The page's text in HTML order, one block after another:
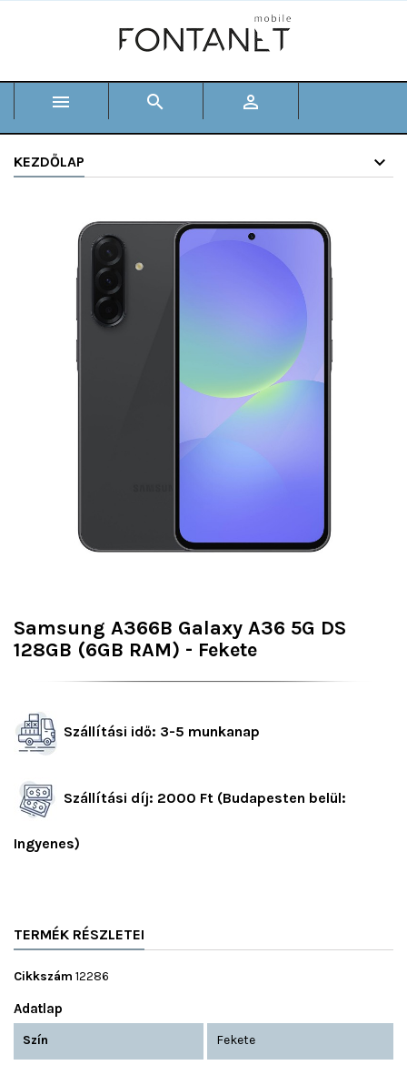
  
KEZDŐLAP
Samsung A366B Galaxy A36 5G DS
128GB (6GB RAM) - Fekete
Szállítási idő: 3-5 munkanap
Szállítási díj: 2000 Ft (Budapesten belül:
Ingyenes)
TERMÉK RÉSZLETEI
Cikkszám 12286
Adatlap
Szín Fekete